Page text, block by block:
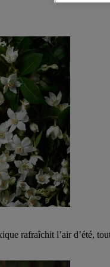
rafraîchit l’air d’été,